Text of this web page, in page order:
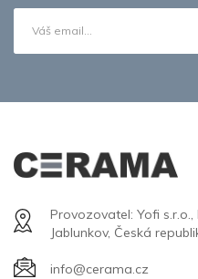
Provozovatel: Yofi
Jablunkov, Česká
info@cerama.cz